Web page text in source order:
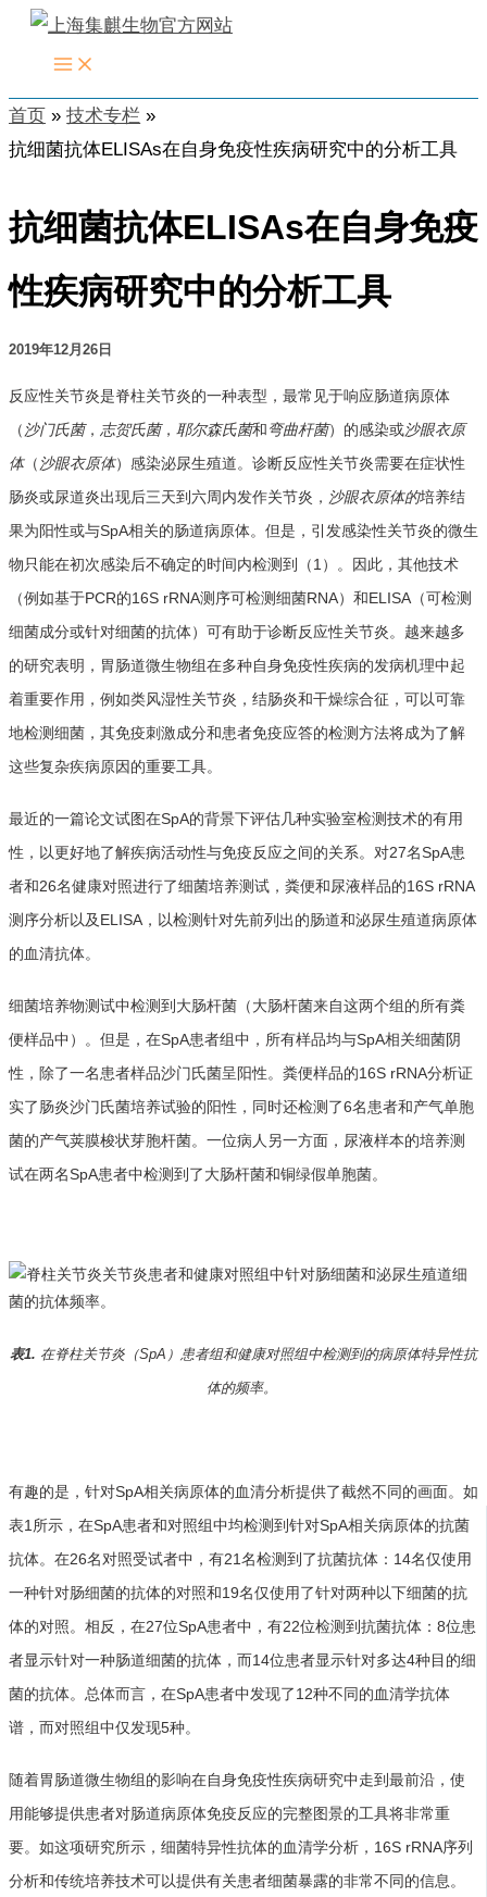
容
首页
技术专栏
抗细菌抗体ELISAs在自身免疫性疾病研究中的分析工具
抗细菌抗体ELISAs在自身免疫
性疾病研究中的分析工具
2019年12月26日
反应性关节炎是脊柱关节炎的一种表型，最常见于响应肠道病原体
（ 沙门氏菌， 志贺氏菌， 耶尔森氏菌和弯曲杆菌）的感染或沙眼衣原
体（ 沙眼衣原体）感染泌尿生殖道。诊断反应性关节炎需要在症状性
肠炎或尿道炎出现后三天到六周内发作关节炎， 沙眼衣原体的培养结
果为阳性或与SpA相关的肠道病原体。但是，引发感染性关节炎的微生
物只能在初次感染后不确定的时间内检测到（1）。因此，其他技术
（例如基于PCR的16S rRNA测序可检测细菌RNA）和ELISA（可检测
细菌成分或针对细菌的抗体）可有助于诊断反应性关节炎。越来越多
的研究表明，胃肠道微生物组在多种自身免疫性疾病的发病机理中起
着重要作用，例如类风湿性关节炎，结肠炎和干燥综合征，可以可靠
地检测细菌，其免疫刺激成分和患者免疫应答的检测方法将成为了解
这些复杂疾病原因的重要工具。
最近的一篇论文试图在SpA的背景下评估几种实验室检测技术的有用
性，以更好地了解疾病活动性与免疫反应之间的关系。对27名SpA患
者和26名健康对照进行了细菌培养测试，粪便和尿液样品的16S rRNA
测序分析以及ELISA，以检测针对先前列出的肠道和泌尿生殖道病原体
的血清抗体。
细菌培养物测试中检测到大肠杆菌（大肠杆菌来自这两个组的所有粪
便样品中）。但是，在SpA患者组中，所有样品均与SpA相关细菌阴
性，除了一名患者样品沙门氏菌呈阳性。粪便样品的16S rRNA分析证
实了肠炎沙门氏菌培养试验的阳性，同时还检测了6名患者和产气单胞
菌的产气荚膜梭状芽胞杆菌。一位病人另一方面，尿液样本的培养测
试在两名SpA患者中检测到了大肠杆菌和铜绿假单胞菌。
表1. 在脊柱关节炎（SpA）患者组和健康对照组中检测到的病原体特异性抗
体的频率。
有趣的是，针对SpA相关病原体的血清分析提供了截然不同的画面。如
表1所示，在SpA患者和对照组中均检测到针对SpA相关病原体的抗菌
抗体。在26名对照受试者中，有21名检测到了抗菌抗体：14名仅使用
一种针对肠细菌的抗体的对照和19名仅使用了针对两种以下细菌的抗
体的对照。相反，在27位SpA患者中，有22位检测到抗菌抗体：8位患
者显示针对一种肠道细菌的抗体，而14位患者显示针对多达4种目的细
菌的抗体。总体而言，在SpA患者中发现了12种不同的血清学抗体
谱，而对照组中仅发现5种。
随着胃肠道微生物组的影响在自身免疫性疾病研究中走到最前沿，使
用能够提供患者对肠道病原体免疫反应的完整图景的工具将非常重
要。如这项研究所示，细菌特异性抗体的血清学分析，16S rRNA序列
分析和传统培养技术可以提供有关患者细菌暴露的非常不同的信息。